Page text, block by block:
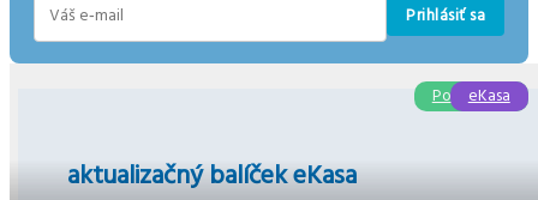
Prihlásiť sa
aktualizačný balíček eKasa
Podnikanie
eKasa